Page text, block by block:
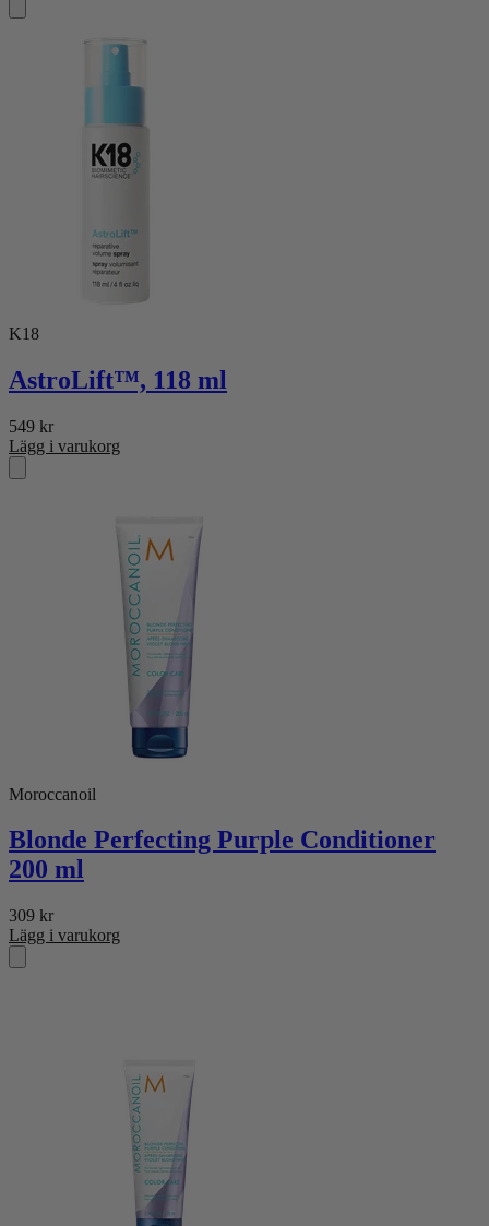
K18
AstroLift™, 118 ml
549 kr
Lägg i varukorg
Moroccanoil
Blonde Perfecting Purple Conditioner
200 ml
309 kr
Lägg i varukorg